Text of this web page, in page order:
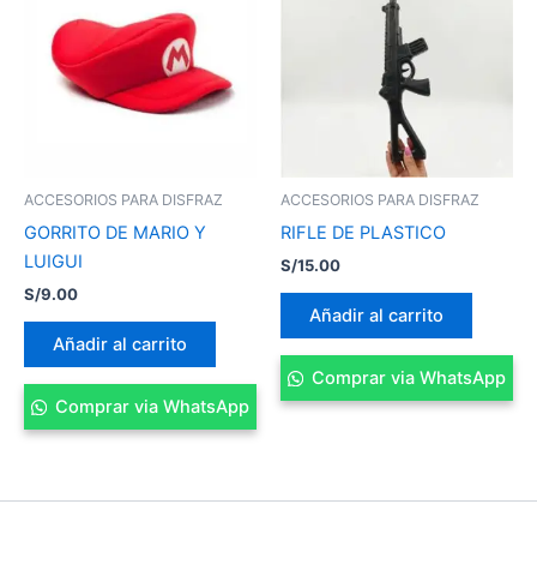
ACCESORIOS PARA DISFRAZ
GORRITO DE MARIO Y
LUIGUI
S/9.00
Añadir al carrito
Comprar via WhatsApp
ACCESORIOS PARA DISFRAZ
RIFLE DE PLASTICO
S/15.00
Añadir al carrito
Comprar via WhatsApp